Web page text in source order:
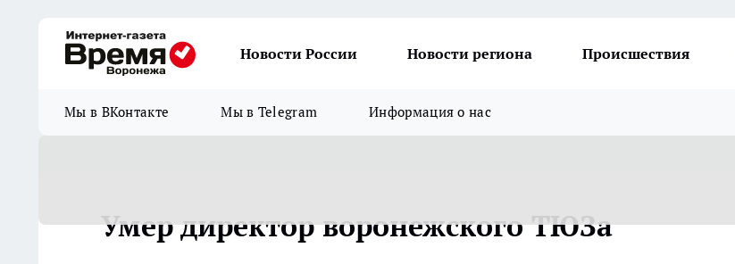
Новости России Новости региона Происшествия
Мы в ВКонтакте Мы в Telegram Информация о нас
Умер директор воронежского ТЮЗа